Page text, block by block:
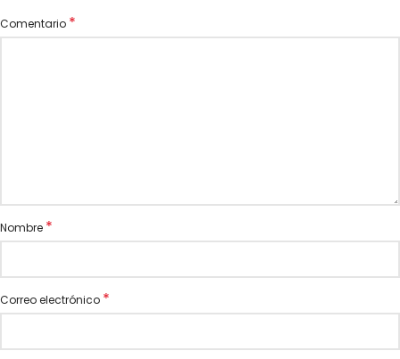
Comentario *
Nombre *
Correo electrónico *